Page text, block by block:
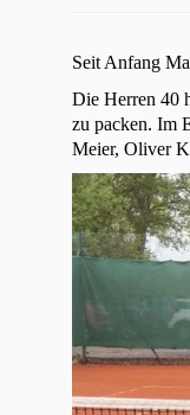
Seit Anfang
Die Herren 40
zu packen. Im
Meier, Oliver